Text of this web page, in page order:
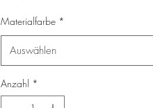
Materialfarbe *
Auswählen
Anzahl *